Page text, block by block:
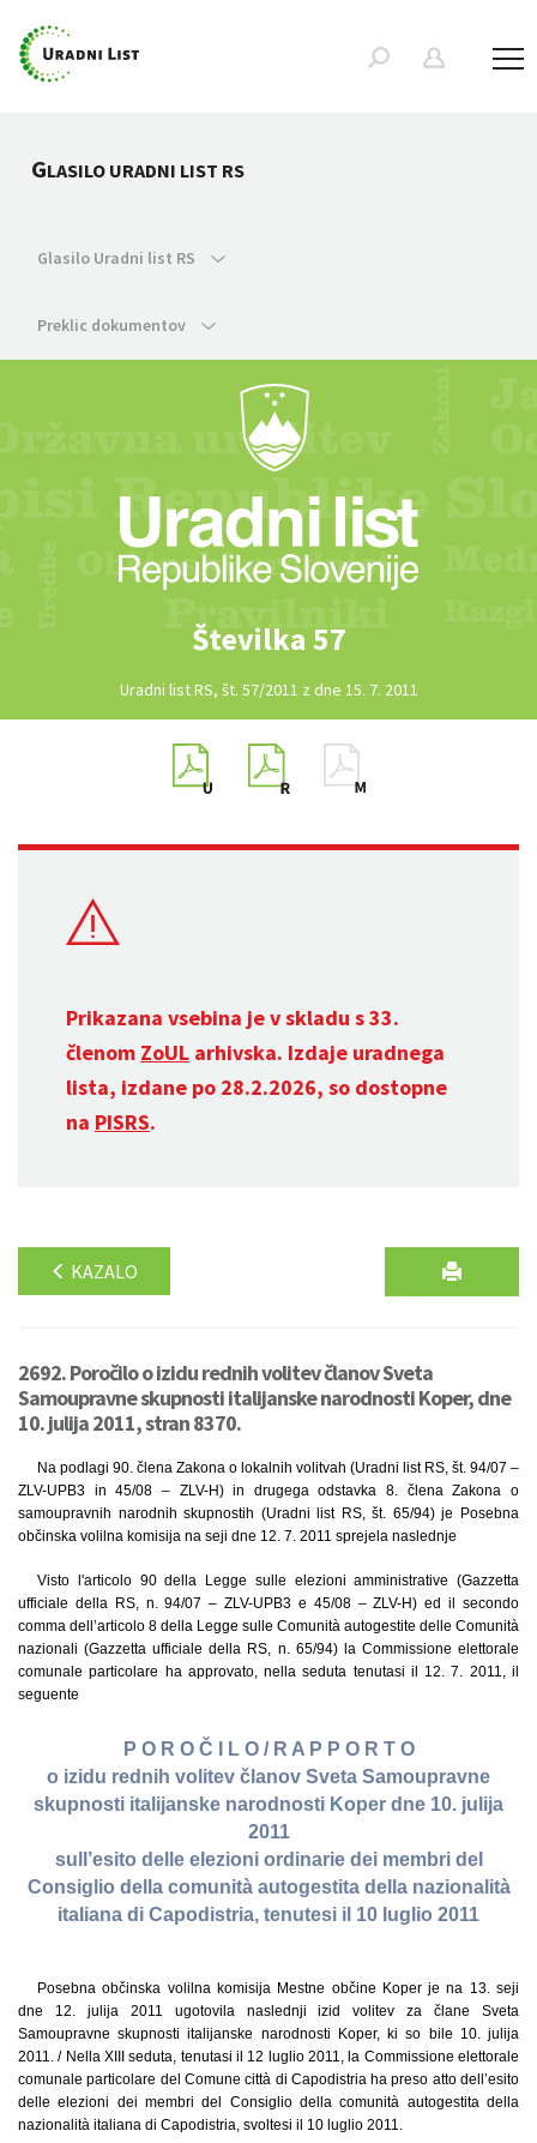
GLASILO URADNI LIST RS
Glasilo Uradni list RS
Preklic dokumentov
Številka 57
Uradni list RS, št. 57/2011 z dne 15. 7. 2011
Prikazana vsebina je v skladu s 33.
členom ZoUL arhivska. Izdaje uradnega
lista, izdane po 28.2.2026, so dostopne
na PISRS.
KAZALO
2692. Poročilo o izidu rednih volitev članov Sveta
Samoupravne skupnosti italijanske narodnosti Koper, dne
10. julija 2011, stran 8370.
Na podlagi 90. člena Zakona o lokalnih volitvah (Uradni list RS, št. 94/07 –
ZLV-UPB3 in 45/08 – ZLV-H) in drugega odstavka 8. člena Zakona o
samoupravnih narodnih skupnostih (Uradni list RS, št. 65/94) je Posebna
občinska volilna komisija na seji dne 12. 7. 2011 sprejela naslednje
Visto l'articolo 90 della Legge sulle elezioni amministrative (Gazzetta
ufficiale della RS, n. 94/07 – ZLV-UPB3 e 45/08 – ZLV-H) ed il secondo
comma dell’articolo 8 della Legge sulle Comunità autogestite delle Comunità
nazionali (Gazzetta ufficiale della RS, n. 65/94) la Commissione elettorale
comunale particolare ha approvato, nella seduta tenutasi il 12. 7. 2011, il
seguente
P O R O Č I L O / R A P P O R T O
o izidu rednih volitev članov Sveta Samoupravne
skupnosti italijanske narodnosti Koper dne 10. julija
2011
sull’esito delle elezioni ordinarie dei membri del
Consiglio della comunità autogestita della nazionalità
italiana di Capodistria, tenutesi il 10 luglio 2011
Posebna občinska volilna komisija Mestne občine Koper je na 13. seji
dne 12. julija 2011 ugotovila naslednji izid volitev za člane Sveta
Samoupravne skupnosti italijanske narodnosti Koper, ki so bile 10. julija
2011. / Nella XIII seduta, tenutasi il 12 luglio 2011, la Commissione elettorale
comunale particolare del Comune città di Capodistria ha preso atto dell’esito
delle elezioni dei membri del Consiglio della comunità autogestita della
nazionalità italiana di Capodistria, svoltesi il 10 luglio 2011.